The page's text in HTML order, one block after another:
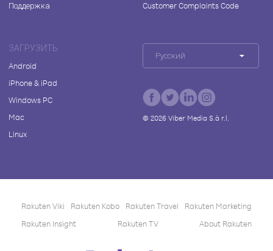
Поддержка
Customer Complaints Code
ЗАГРУЗИТЬ
Android
iPhone & iPad
Windows PC
Mac
Linux
Русский
© 2026Viber Media S.à r.l.
Rakuten Viki Rakuten Kobo Rakuten Travel
Rakuten Marketing
Rakuten Insight
Rakuten TV About Rakuten